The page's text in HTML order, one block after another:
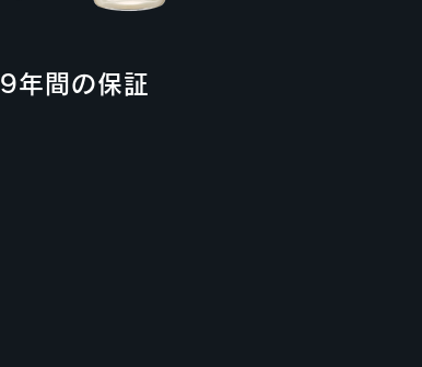
9年間の保証